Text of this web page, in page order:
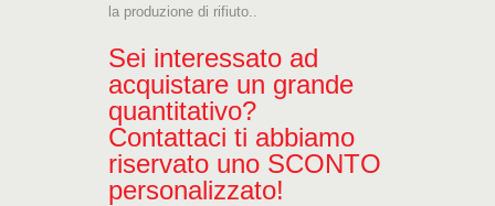
la produzione di rifiuto..
Sei interessato ad
acquistare un grande
quantitativo?
Contattaci ti abbiamo
riservato uno SCONTO
personalizzato!